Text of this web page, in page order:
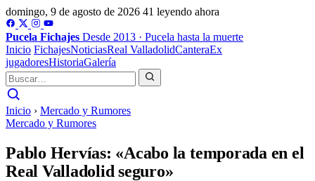
domingo, 9 de agosto de 2026 41 leyendo ahora
Pucela Fichajes Desde 2013 · Pucela hasta la muerte
Inicio FichajesNoticiasReal ValladolidCanteraEx
jugadoresHistoriaGalería
Inicio › Mercado y Rumores
Mercado y Rumores
Pablo Hervías: «Acabo la temporada en el
Real Valladolid seguro»